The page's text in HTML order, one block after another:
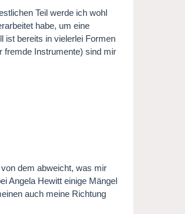
Teil werde ich wohl
habe, um eine
ist bereits in vielerlei Formen
fremde Instrumente) sind mir
dem abweicht, was mir
Angela Hewitt einige Mängel
auch meine Richtung